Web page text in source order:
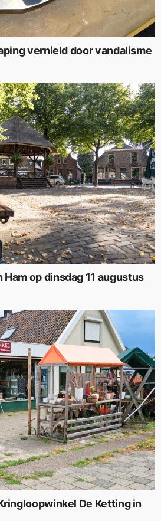
vernield door vandalisme
Ham op dinsdag 11 augustus
De Ketting in